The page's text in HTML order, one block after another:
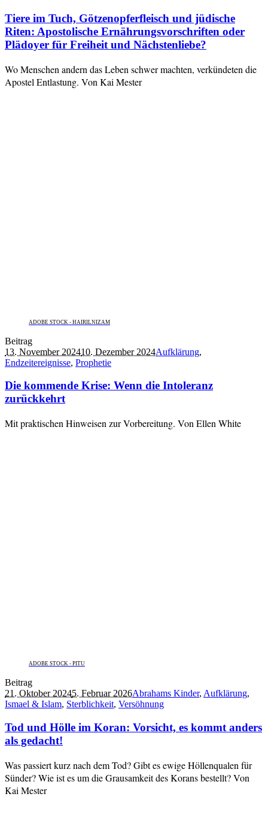
Tiere im Tuch, Götzenopferfleisch und jüdische
Riten: Apostolische Ernährungsvorschriften oder
Plädoyer für Freiheit und Nächstenliebe?
Wo Menschen andern das Leben schwer machten, verkündeten die
Apostel Entlastung. Von Kai Mester
ADOBE STOCK - HAIRILNIZAM
Beitrag
13. November 202410. Dezember 2024Aufklärung,
Endzeitereignisse, Prophetie
Die kommende Krise: Wenn die Intoleranz
zurückkehrt
Mit praktischen Hinweisen zur Vorbereitung. Von Ellen White
ADOBE STOCK - PITU
Beitrag
21. Oktober 20245. Februar 2026Abrahams Kinder, Aufklärung,
Ismael & Islam, Sterblichkeit, Versöhnung
Tod und Hölle im Koran: Vorsicht, es kommt anders
als gedacht!
Was passiert kurz nach dem Tod? Gibt es ewige Höllenqualen für
Sünder? Wie ist es um die Grausamkeit des Korans bestellt? Von
Kai Mester